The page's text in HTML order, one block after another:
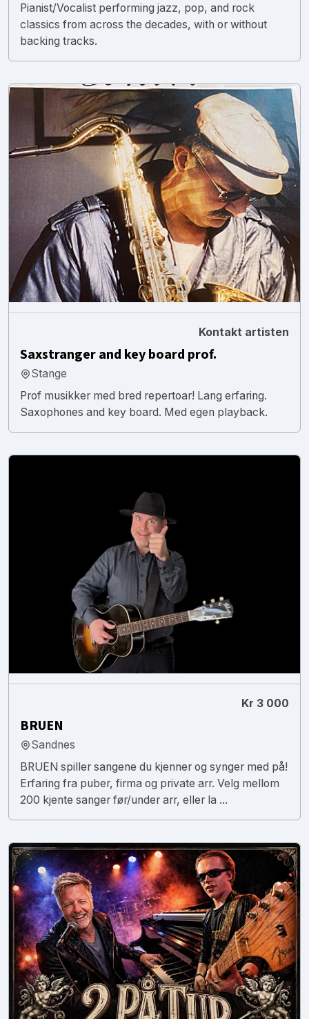
Pianist/Vocalist performing jazz, pop, and rock
classics from across the decades, with or without
backing tracks.
Kontakt artisten
Saxstranger and key board prof.
Stange
Prof musikker med bred repertoar! Lang erfaring.
Saxophones and key board. Med egen playback.
Kr 3 000
BRUEN
Sandnes
BRUEN spiller sangene du kjenner og synger med på!
Erfaring fra puber, firma og private arr. Velg mellom
200 kjente sanger før/under arr, eller la ...